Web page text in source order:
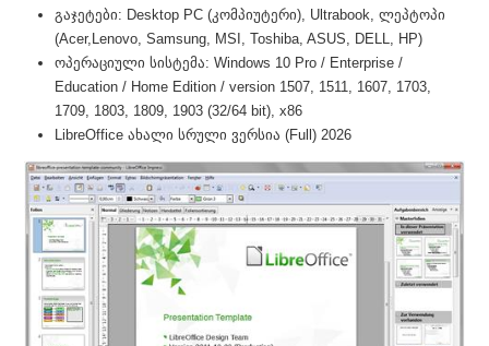
გაჯეტები: Desktop PC (კომპიუტერი), Ultrabook, ლეპტოპი
(Acer,Lenovo, Samsung, MSI, Toshiba, ASUS, DELL, HP)
ოპერაციული სისტემა: Windows 10 Pro / Enterprise /
Education / Home Edition / version 1507, 1511, 1607, 1703,
1709, 1803, 1809, 1903 (32/64 bit), x86
LibreOffice ახალი სრული ვერსია (Full) 2026